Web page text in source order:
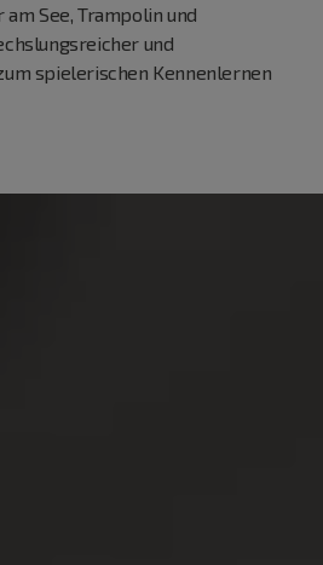
See, Trampolin und
und
spielerischen Kennenlernen